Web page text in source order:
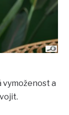
vymoženost a